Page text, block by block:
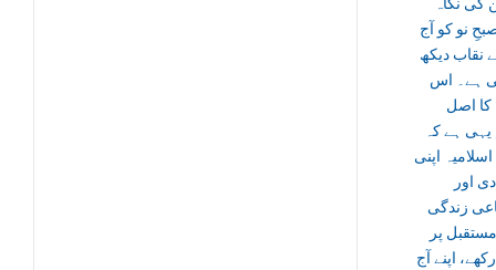
نو کو آج
نقاب دیکھ
ہے۔ اس
اصل
یہی ہے کہ
اپنی
اور
زندگی
پر
اپنے آج